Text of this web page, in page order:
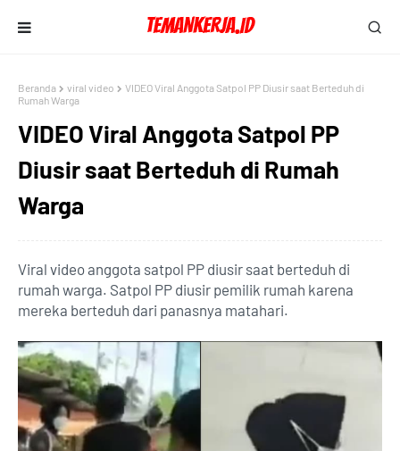
Beranda viral video
VIDEO Viral Anggota Satpol PP Diusir saat Berteduh di
Rumah Warga
VIDEO Viral Anggota Satpol PP
Diusir saat Berteduh di Rumah
Warga
Viral video anggota satpol PP diusir saat berteduh di
rumah warga. Satpol PP diusir pemilik rumah karena
mereka berteduh dari panasnya matahari.